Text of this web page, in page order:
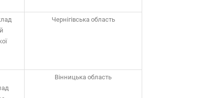
Чернігівська область
Вінницька область